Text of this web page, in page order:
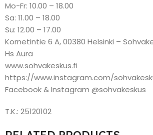
Mo-Fr: 10.00 – 18.00
Sa: 11.00 – 18.00
Su: 12.00 – 17.00
Kornetintie 6 A, 00380 Helsinki –
Hs Aura
www.sohvakeskus.fi
https://www.instagram.com/
Facebook & Instagram @sohvakeskus
T.K.: 25120102